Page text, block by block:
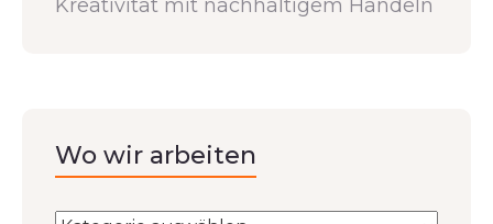
Kreativität mit nachhaltigem Handeln
Wo wir arbeiten